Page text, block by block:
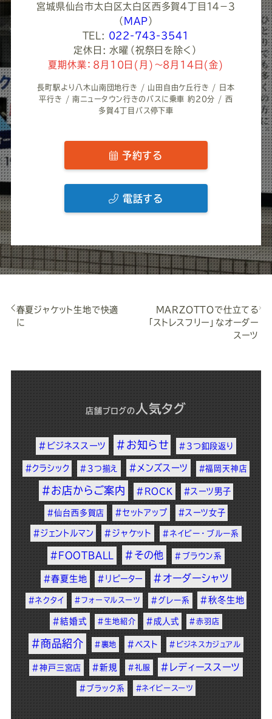
宮城県仙台市太白区太白区西多賀４丁目１４−３
（ MAP ）
TEL: 022-743-3541
定休日: 水曜（祝祭日を除く）
夏期休業：8月10日(月)～8月14日(金)
長町駅より八木山南団地行き / 山田自由ケ丘行き / 日本
平行き / 南ニュータウン行きのバスに乗車 約20分 / 西
多賀4丁目バス停下車
予約する
電話する
春夏ジャケット生地で快適
に
MARZOTTOで仕立てる
「ストレスフリー」なオーダー
スーツ
店舗ブログの 人気タグ
#ビジネススーツ #お知らせ #3つ釦段返り
#クラシック #3つ揃え #メンズスーツ #福岡天神店
#お店からご案内 #ROCK #スーツ男子
#仙台西多賀店 #セットアップ #スーツ女子
#ジェントルマン #ジャケット #ネイビー・ブルー系
#FOOTBALL #その他 #ブラウン系
#春夏生地 #リピーター #オーダーシャツ
#ネクタイ #フォーマルスーツ #グレー系 #秋冬生地
#結婚式 #生地紹介 #成人式 #赤羽店
#商品紹介 #裏地 #ベスト #ビジネスカジュアル
#神戸三宮店 #新規 #礼服 #レディーススーツ
#ブラック系 #ネイビースーツ